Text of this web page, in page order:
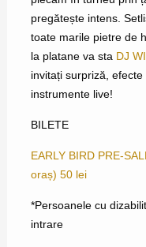
pregătește intens.
toate marile pietre de
la platane va sta DJ
invitați surpriză,
instrumente live!
BILETE
EARLY BIRD PRE-
oraș) 50 lei
*Persoanele cu
intrare